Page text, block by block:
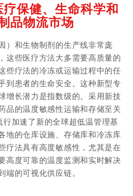
保健、生命科学和
品物流市场
）和生物制剂的生产线非常庞
这些医疗方法大多需要高质量的
些疗法的冷冻或运输过程中的任
到患者的生命安全。这种新型专
增长潜力是指数级的。采用新技
品的温度敏感性运输和存储至关
加速了新的全球超低温管理基
地的仓库设施、存储库和冷冻库
疗法具有高度敏感性，尤其是在
高度可靠的温度监测和实时解决
端的可视化供应链。